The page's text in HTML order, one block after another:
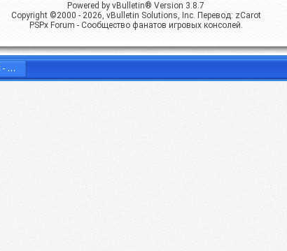
Powered by vBulletin® Version 3.8.7
Copyright ©2000 - 2026, vBulletin Solutions, Inc. Перевод: zCarot
PSPx Forum - Сообщество фанатов игровых консолей.